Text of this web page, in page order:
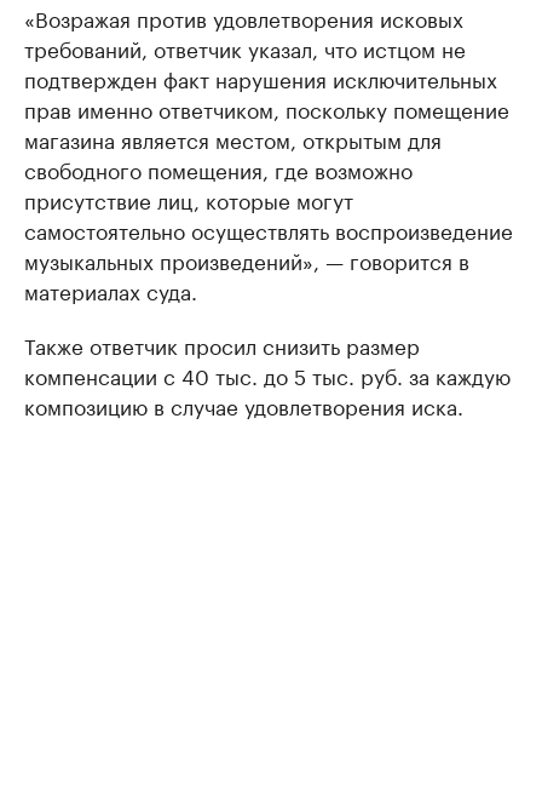
«Возражая против удовлетворения исковых
требований, ответчик указал, что истцом не
подтвержден факт нарушения исключительных
прав именно ответчиком, поскольку помещение
магазина является местом, открытым для
свободного помещения, где возможно
присутствие лиц, которые могут
самостоятельно осуществлять воспроизведение
музыкальных произведений», — говорится в
материалах суда.
Также ответчик просил снизить размер
компенсации с 40 тыс. до 5 тыс. руб. за каждую
композицию в случае удовлетворения иска.